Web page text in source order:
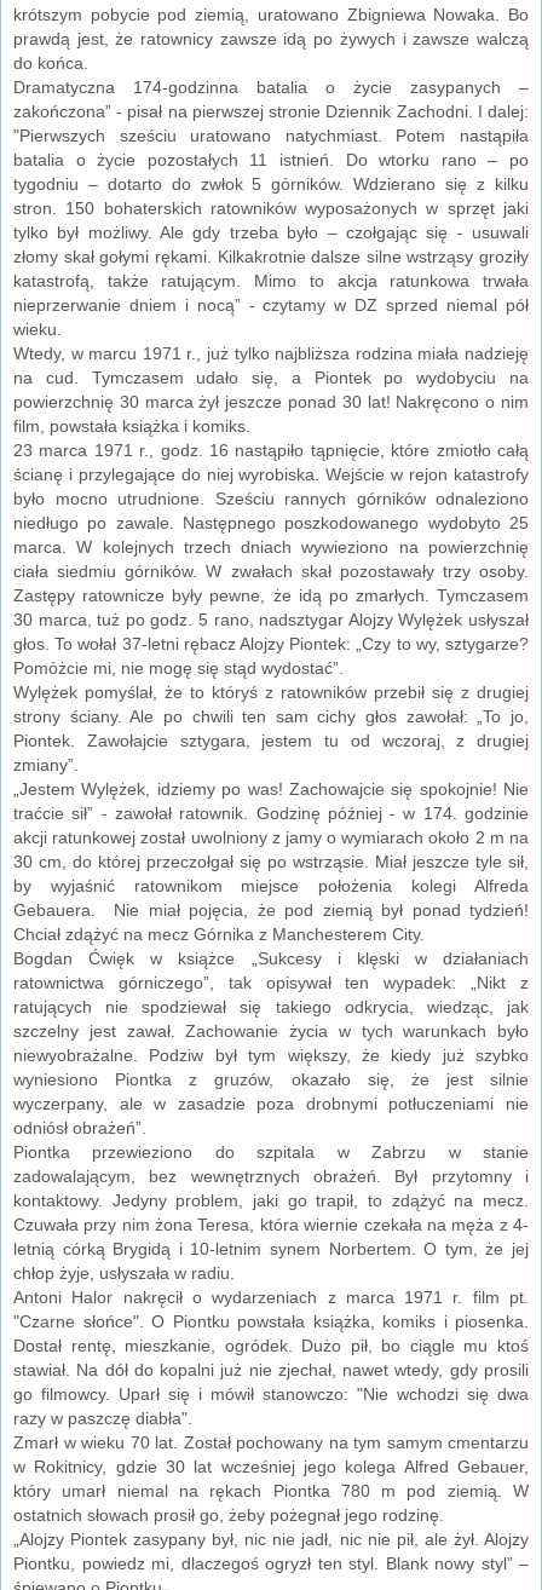
krótszym pobycie pod ziemią, uratowano Zbigniewa Nowaka. Bo
prawdą jest, że ratownicy zawsze idą po żywych i zawsze walczą
do końca.
Dramatyczna 174-godzinna batalia o życie zasypanych –
zakończona” - pisał na pierwszej stronie Dziennik Zachodni. I dalej:
"Pierwszych sześciu uratowano natychmiast. Potem nastąpiła
batalia o życie pozostałych 11 istnień. Do wtorku rano – po
tygodniu – dotarto do zwłok 5 górników. Wdzierano się z kilku
stron. 150 bohaterskich ratowników wyposażonych w sprzęt jaki
tylko był możliwy. Ale gdy trzeba było – czołgając się - usuwali
złomy skał gołymi rękami. Kilkakrotnie dalsze silne wstrząsy groziły
katastrofą, także ratującym. Mimo to akcja ratunkowa trwała
nieprzerwanie dniem i nocą” - czytamy w DZ sprzed niemal pół
wieku.
Wtedy, w marcu 1971 r., już tylko najbliższa rodzina miała nadzieję
na cud. Tymczasem udało się, a Piontek po wydobyciu na
powierzchnię 30 marca żył jeszcze ponad 30 lat! Nakręcono o nim
film, powstała książka i komiks.
23 marca 1971 r., godz. 16 nastąpiło tąpnięcie, które zmiotło całą
ścianę i przylegające do niej wyrobiska. Wejście w rejon katastrofy
było mocno utrudnione. Sześciu rannych górników odnaleziono
niedługo po zawale. Następnego poszkodowanego wydobyto 25
marca. W kolejnych trzech dniach wywieziono na powierzchnię
ciała siedmiu górników. W zwałach skał pozostawały trzy osoby.
Zastępy ratownicze były pewne, że idą po zmarłych. Tymczasem
30 marca, tuż po godz. 5 rano, nadsztygar Alojzy Wylężek usłyszał
głos. To wołał 37-letni rębacz Alojzy Piontek: „Czy to wy, sztygarze?
Pomóżcie mi, nie mogę się stąd wydostać”.
Wylężek pomyślał, że to któryś z ratowników przebił się z drugiej
strony ściany. Ale po chwili ten sam cichy głos zawołał: „To jo,
Piontek. Zawołajcie sztygara, jestem tu od wczoraj, z drugiej
zmiany”.
„Jestem Wylężek, idziemy po was! Zachowajcie się spokojnie! Nie
traćcie sił” - zawołał ratownik. Godzinę później - w 174. godzinie
akcji ratunkowej został uwolniony z jamy o wymiarach około 2 m na
30 cm, do której przeczołgał się po wstrząsie. Miał jeszcze tyle sił,
by wyjaśnić ratownikom miejsce położenia kolegi Alfreda
Gebauera. Nie miał pojęcia, że pod ziemią był ponad tydzień!
Chciał zdążyć na mecz Górnika z Manchesterem City.
Bogdan Ćwięk w książce „Sukcesy i klęski w działaniach
ratownictwa górniczego”, tak opisywał ten wypadek: „Nikt z
ratujących nie spodziewał się takiego odkrycia, wiedząc, jak
szczelny jest zawał. Zachowanie życia w tych warunkach było
niewyobrażalne. Podziw był tym większy, że kiedy już szybko
wyniesiono Piontka z gruzów, okazało się, że jest silnie
wyczerpany, ale w zasadzie poza drobnymi potłuczeniami nie
odniósł obrażeń”.
Piontka przewieziono do szpitala w Zabrzu w stanie
zadowalającym, bez wewnętrznych obrażeń. Był przytomny i
kontaktowy. Jedyny problem, jaki go trapił, to zdążyć na mecz.
Czuwała przy nim żona Teresa, która wiernie czekała na męża z 4-
letnią córką Brygidą i 10-letnim synem Norbertem. O tym, że jej
chłop żyje, usłyszała w radiu.
Antoni Halor nakręcił o wydarzeniach z marca 1971 r. film pt.
"Czarne słońce". O Piontku powstała książka, komiks i piosenka.
Dostał rentę, mieszkanie, ogródek. Dużo pił, bo ciągle mu ktoś
stawiał. Na dół do kopalni już nie zjechał, nawet wtedy, gdy prosili
go filmowcy. Uparł się i mówił stanowczo: "Nie wchodzi się dwa
razy w paszczę diabła".
Zmarł w wieku 70 lat. Został pochowany na tym samym cmentarzu
w Rokitnicy, gdzie 30 lat wcześniej jego kolega Alfred Gebauer,
który umarł niemal na rękach Piontka 780 m pod ziemią. W
ostatnich słowach prosił go, żeby pożegnał jego rodzinę.
„Alojzy Piontek zasypany był, nic nie jadł, nic nie pił, ale żył. Alojzy
Piontku, powiedz mi, dlaczegoś ogryzł ten styl. Blank nowy styl” –